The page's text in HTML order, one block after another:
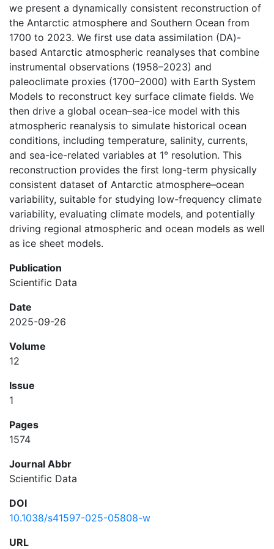
we present a dynamically consistent reconstruction of
the Antarctic atmosphere and Southern Ocean from
1700 to 2023. We first use data assimilation (DA)-
based Antarctic atmospheric reanalyses that combine
instrumental observations (1958–2023) and
paleoclimate proxies (1700–2000) with Earth System
Models to reconstruct key surface climate fields. We
then drive a global ocean–sea-ice model with this
atmospheric reanalysis to simulate historical ocean
conditions, including temperature, salinity, currents,
and sea-ice-related variables at 1° resolution. This
reconstruction provides the first long-term physically
consistent dataset of Antarctic atmosphere–ocean
variability, suitable for studying low-frequency climate
variability, evaluating climate models, and potentially
driving regional atmospheric and ocean models as well
as ice sheet models.
Publication
Scientific Data
Date
2025-09-26
Volume
12
Issue
1
Pages
1574
Journal Abbr
Scientific Data
DOI
10.1038/s41597-025-05808-w
URL